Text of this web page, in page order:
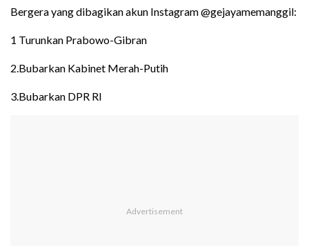
Bergera yang dibagikan akun Instagram @gejayamemanggil:
1 Turunkan Prabowo-Gibran
2.Bubarkan Kabinet Merah-Putih
3.Bubarkan DPR RI